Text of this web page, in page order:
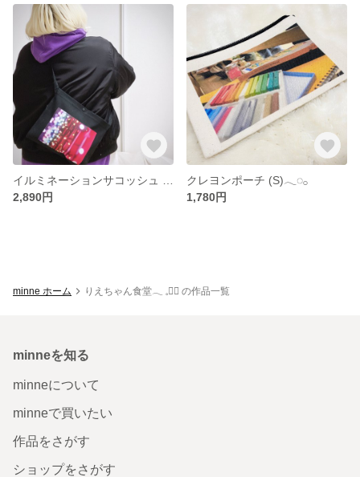
2,890円
クレヨンポーチ (S)𓂃◌𓂂
1,780円
minne ホーム りえちゃん食堂𓂃 𓈒❁⃘ の作品一覧
minneを知る
minneについて
minneで買いたい
作品をさがす
ショップをさがす